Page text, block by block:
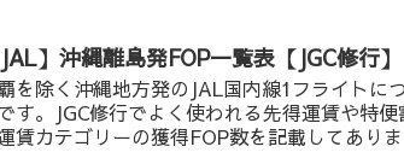
JAL】沖縄離島発FOP一覧表【JGC修行】
を除く沖縄地方発のJAL国内線1フライトに
す。JGC修行でよく使われる先得運賃や特
賃カテゴリーの獲得FOP数を記載してありま